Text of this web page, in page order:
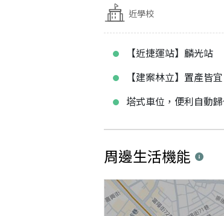
近學校
【近捷運站】麟光站
【建案林立】置產皆宜
塔式車位，便利自動
周邊生活機能